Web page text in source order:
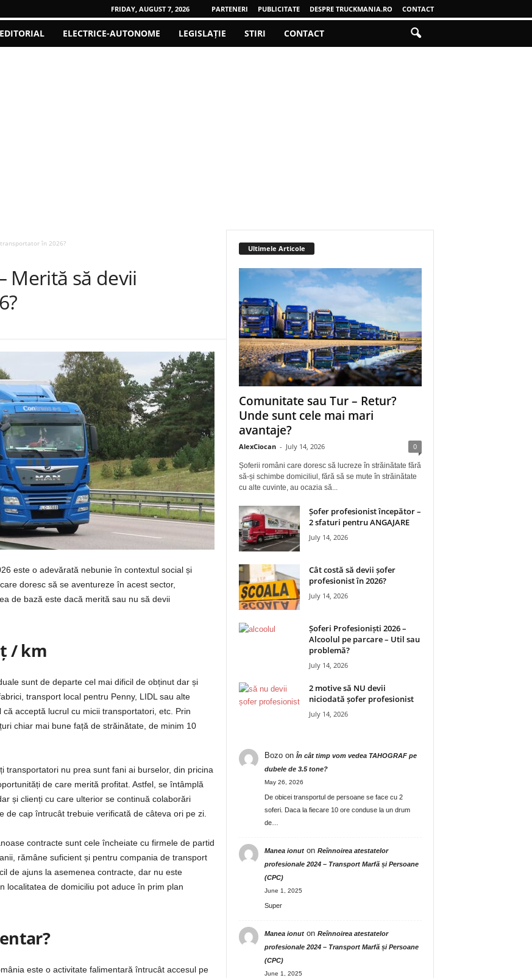
FRIDAY, AUGUST 7, 2026 PARTENERI PUBLICITATE DESPRE TRUCKMANIA.RO CONTACT
EDITORIAL ELECTRICE-AUTONOME LEGISLAȚIE STIRI CONTACT
în 2026?
Merită să devii
este o adevărată nebunie în contextul social și
doresc să se aventureze în acest sector,
de bază este dacă merită sau nu să devii
/ km
sunt de departe cel mai dificil de obținut dar și
transport local pentru Penny, LIDL sau alte
acceptă lucrul cu micii transportatori, etc. Prin
chiar mai bune față de străinătate, de minim 10
transportatori nu prea sunt fani ai burselor, din pricina
de care merită profitat. Astfel, se întâmplă
și clienți cu care ulterior se continuă colaborări
de cap întrucât trebuie verificată de câteva ori pe zi.
contracte sunt cele încheiate cu firmele de partid
rămâne suficient și pentru compania de transport
de ajuns la asemenea contracte, dar nu este
localitatea de domiciliu pot aduce în prim plan
este o activitate falimentară întrucât accesul pe
Ultimele Articole
Comunitate sau Tur – Retur?
Unde sunt cele mai mari
avantaje?
AlexCiocan - July 14, 2026 0
Șoferii români care doresc să lucreze în străinătate fără
să-și schimbe domiciliul, fără să se mute în străinătate
cu alte cuvinte, au ocazia să...
Șofer profesionist începător –
2 sfaturi pentru ANGAJARE
July 14, 2026
Cât costă să devii șofer
profesionist în 2026?
July 14, 2026
Șoferi Profesioniști 2026 –
Alcoolul pe parcare – Util sau
problemă?
July 14, 2026
2 motive să NU devii
niciodată șofer profesionist
July 14, 2026
Bozoon În cât timp vom vedea TAHOGRAF pe
dubele de 3.5 tone?
May 26, 2026
De obicei transportul de persoane se face cu 2
soferi. Daca la fiecare 10 ore conduse la un drum
de…
Manea ionuton Reînnoirea atestatelor
profesionale 2024 – Transport Marfă și Persoane
(CPC)
June 1, 2025
Super
Manea ionuton Reînnoirea atestatelor
profesionale 2024 – Transport Marfă și Persoane
(CPC)
June 1, 2025